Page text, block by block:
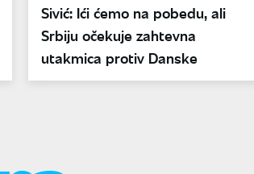
Sivić: Ići ćemo na pobedu, ali
Srbiju očekuje zahtevna
utakmica protiv Danske